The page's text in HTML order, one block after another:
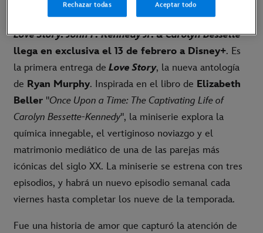
Madrid, 26 de enero de 2026.-La miniserie de FX
Love Story: John F. Kennedy Jr. & Carolyn Bessette
llega en exclusiva el 13 de febrero a Disney+. Es
la primera entrega de Love Story, la nueva antología
de Ryan Murphy. Inspirada en el libro de Elizabeth
Beller "Once Upon a Time: The Captivating Life of
Carolyn Bessette-Kennedy", la miniserie explora la
química innegable, el vertiginoso noviazgo y el
matrimonio mediático de una de las parejas más
icónicas del siglo XX. La miniserie se estrena con tres
episodios, y habrá un nuevo episodio semanal cada
viernes hasta completar los nueve de la temporada.
Fue una historia de amor que capturó la atención de
Rechazar todas Aceptar todo